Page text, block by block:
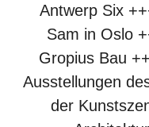
Antwerp Six
Sam in Oslo
Gropius Bau
Ausstellungen
der